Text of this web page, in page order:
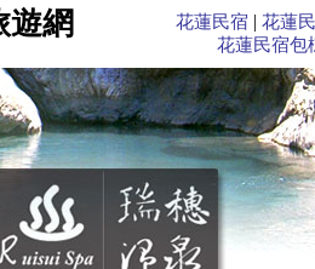
,秀姑巒溪泛舟,花蓮住宿,花蓮民宿,花蓮旅遊,花
遊網 花蓮民宿 | 花蓮
花蓮民宿包